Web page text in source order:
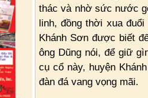
thác và nhờ sức nước
linh, đồng thời xua
Khánh Sơn được biết
ông Dũng nói, để giữ
cụ cổ này, huyện
đàn đá vang vọng mãi.